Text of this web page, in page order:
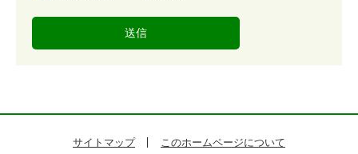
サイトマップ このホームページについて